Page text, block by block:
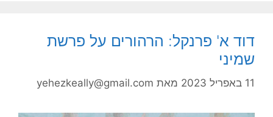
דוד א' פרנקל: הרהורים על פרשת
שמיני
11 באפריל 2023 מאת yehezkeally@gmail.com